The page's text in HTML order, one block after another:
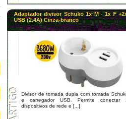
Adaptador divisor Schuko 1x M - 1x F
USB (2.4A) Cinza-branco
Divisor de tomada dupla com tomada
e carregador USB. Permite conectar
dispositivos de rede e [...]